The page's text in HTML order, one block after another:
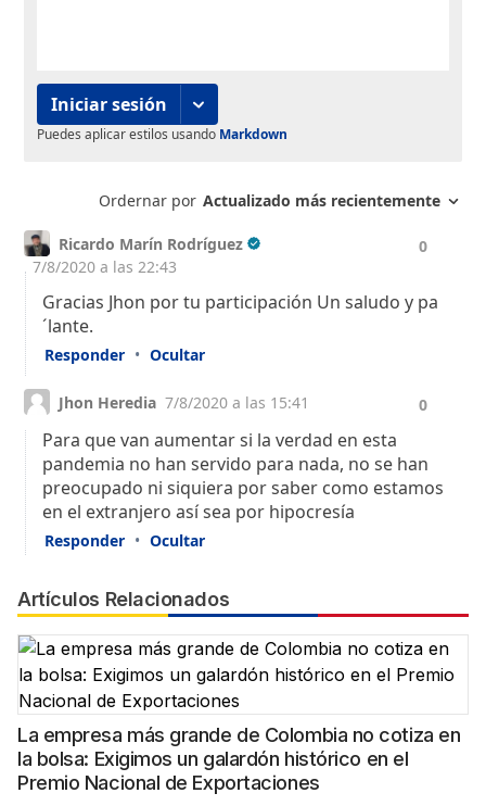
Artículos Relacionados
La empresa más grande de Colombia no cotiza en
la bolsa: Exigimos un galardón histórico en el
Premio Nacional de Exportaciones